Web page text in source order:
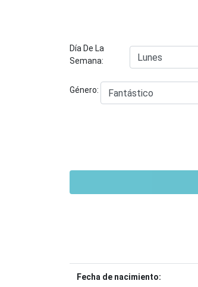
Día De La
Semana:
Género:
Fecha de nacimiento: